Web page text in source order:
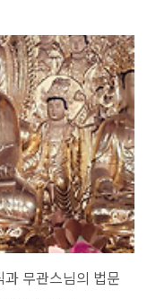
하지 않아도 가능하
무관스님의 법문